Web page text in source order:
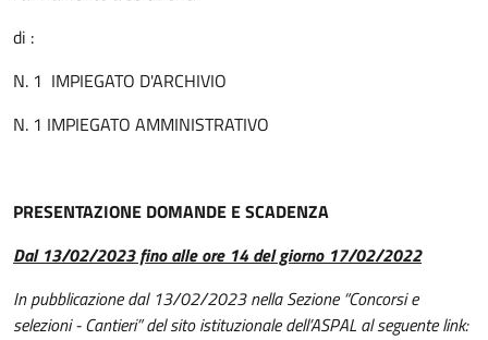
di :
N. 1 IMPIEGATO D'ARCHIVIO
N. 1 IMPIEGATO AMMINISTRATIVO
PRESENTAZIONE DOMANDE E SCADENZA
Dal 13/02/2023 fino alle ore 14 del giorno 17/02/2022
In pubblicazione dal 13/02/2023nella Sezione “Concorsi e
selezioni - Cantieri” del sito istituzionale dell’ASPAL al seguente link: